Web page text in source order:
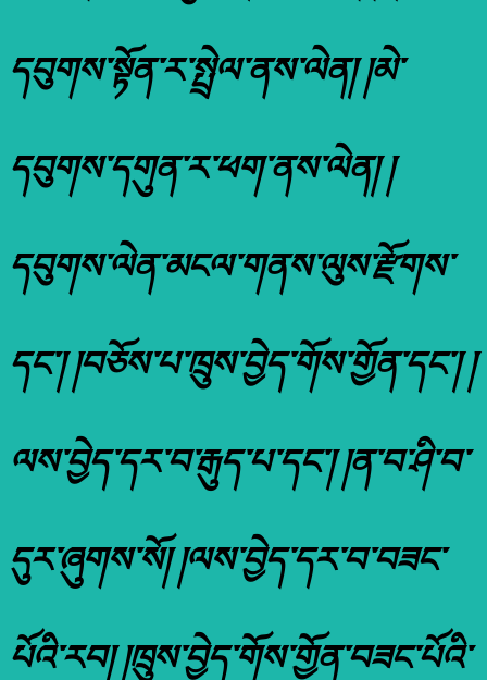
དབུགས་སྟོན་ར་སྤྲེལ་ནས་ལེན། །མེ་
དབུགས་དགུན་ར་ཕག་ནས་ལེན། །
དབུགས་ལེན་མངལ་གནས་ལུས་རྫོགས་
དང་། །བཅོས་པ་ཁྲུས་བྱེད་གོས་གྱོན་དང་། །
ལས་བྱེད་དར་བ་རྒུད་པ་དང་། །ན་བ་ཤི་བ་
དུར་ཞུགས་སོ། །ལས་བྱེད་དར་བ་བཟང་
པོའི་རབ། །ཁྲུས་བྱེད་གོས་གྱོན་བཟང་པོའི་